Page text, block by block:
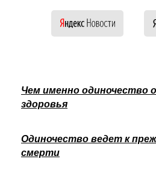
Чем именно одиночество
здоровья
Одиночество ведет к
смерти